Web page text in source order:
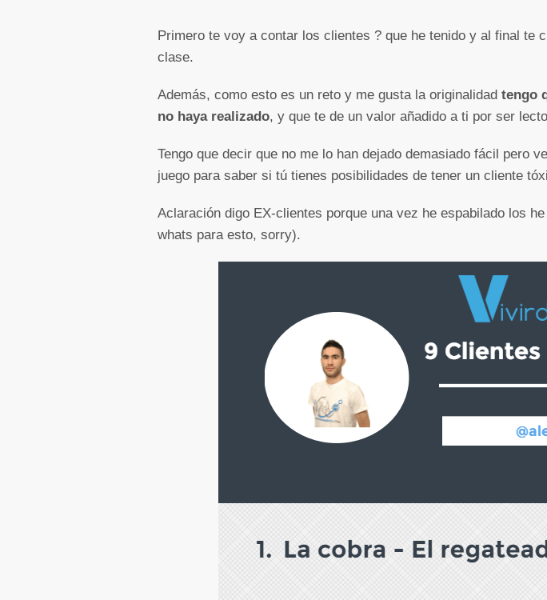
Primero te voy a contar los clientes ? que he tenido y al final te
clase.
Además, como esto es un reto y me gusta la originalidad tengo
no haya realizado, y que te de un valor añadido a ti por ser
Tengo que decir que no me lo han dejado demasiado fácil pero
juego para saber si tú tienes posibilidades de tener un cliente
Aclaración digo EX-clientes porque una vez he espabilado los
whats para esto, sorry).